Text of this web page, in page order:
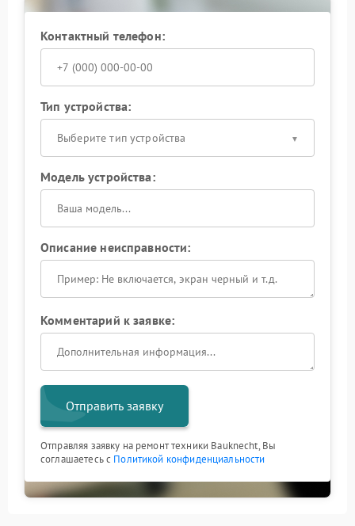
Контактный телефон:
Тип устройства:
Выберите тип устройства
Модель устройства:
Описание неисправности:
Комментарий к заявке:
Отправить заявку
Отправляя заявку на ремонт техники Bauknecht, Вы
соглашаетесь с Политикой конфиденциальности